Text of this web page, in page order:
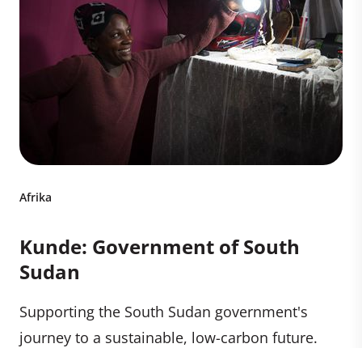
Afrika
Kunde: Government of South
Sudan
Supporting the South Sudan government's
journey to a sustainable, low-carbon future.